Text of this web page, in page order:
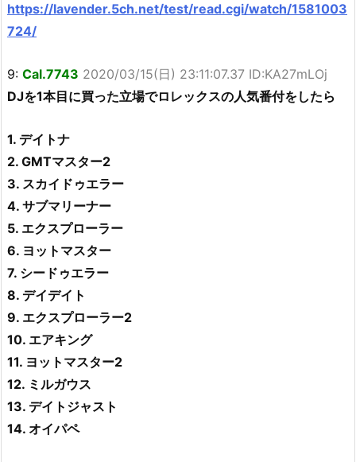
https://lavender.5ch.net/test/read.cgi/watch/1581003
724/
9: Cal.7743 2020/03/15(日) 23:11:07.37 ID:KA27mLOj
DJを1本目に買った立場でロレックスの人気番付をしたら
1. デイトナ
2. GMTマスター2
3. スカイドゥエラー
4. サブマリーナー
5. エクスプローラー
6. ヨットマスター
7. シードゥエラー
8. デイデイト
9. エクスプローラー2
10. エアキング
11. ヨットマスター2
12. ミルガウス
13. デイトジャスト
14. オイパペ